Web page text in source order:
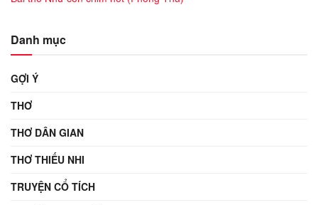
Danh mục
GỢI Ý
THƠ
THƠ DÂN GIAN
THƠ THIẾU NHI
TRUYỆN CỔ TÍCH